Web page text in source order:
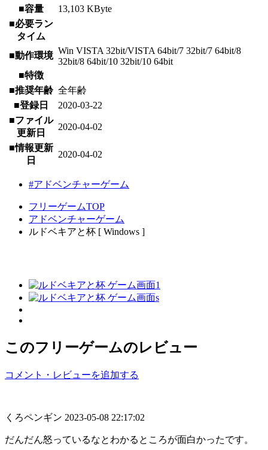
■容量
13,103 KByte
■必要ラン
タイム
■動作環境 Win VISTA 32bit/VISTA 64bit/7 32bit/7 64bit/8
32bit/8 64bit/10 32bit/10 64bit
■特徴
■推奨年齢 全年齢
■登録日
2020-03-22
■ファイル
更新日
2020-04-02
■情報更新
日
2020-04-02
#アドベンチャーゲーム
フリーゲームTOP
アドベンチャーゲーム
ルドベキアと杯 [ Windows ]
このフリーゲームのレビュー
コメント・レビューを追加する
くろペンギン 2023-05-08 22:17:02
だんだん怒っているなとわかるところが面白かったです。